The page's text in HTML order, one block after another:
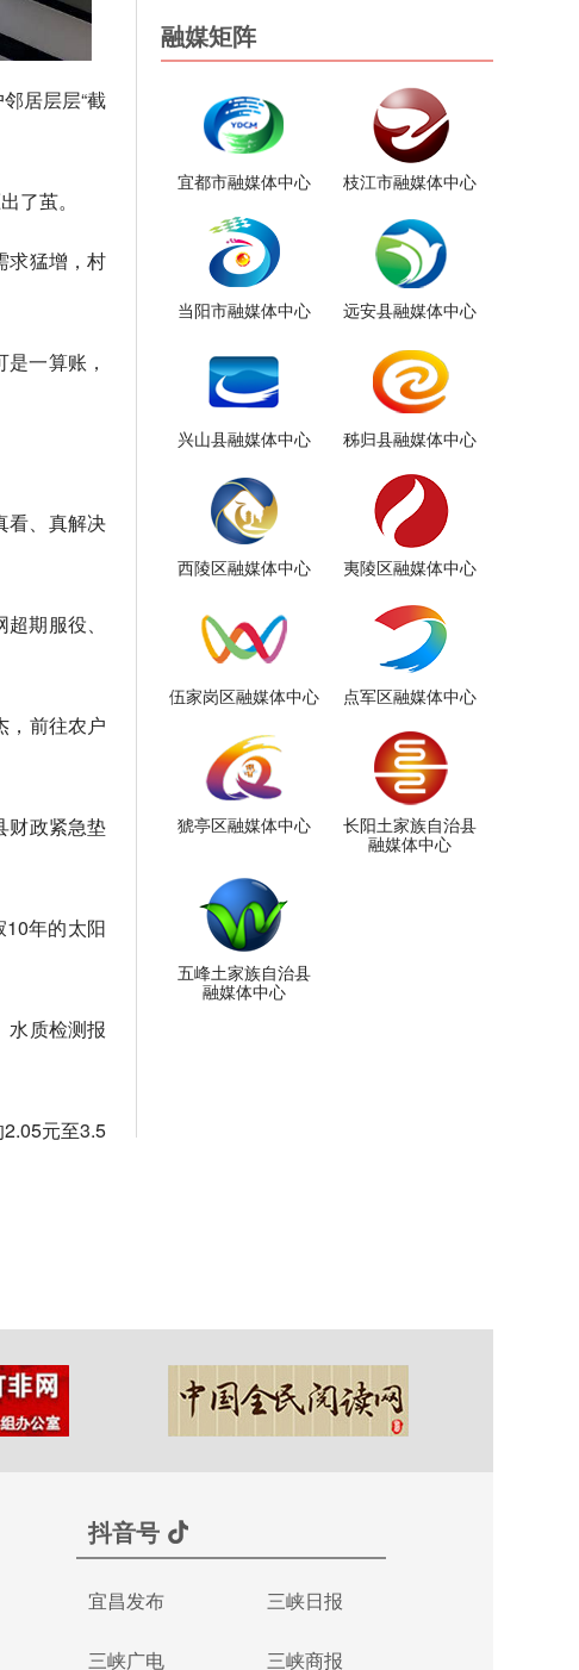
居层层“截
了茧。
求猛增，村
一算账，
看、真解决
期服役、
，前往农户
财政紧急垫
年的太阳
水质检测报
元至3.5
融媒矩阵
宜都市融媒体中心 枝江市融媒体中心
当阳市融媒体中心 远安县融媒体中心
兴山县融媒体中心 秭归县融媒体中心
西陵区融媒体中心 夷陵区融媒体中心
伍家岗区融媒体中心 点军区融媒体中心
猇亭区融媒体中心
长阳土家族自治县
融媒体中心
五峰土家族自治县
融媒体中心
抖音号
宜昌发布 三峡日报
三峡广电 三峡商报